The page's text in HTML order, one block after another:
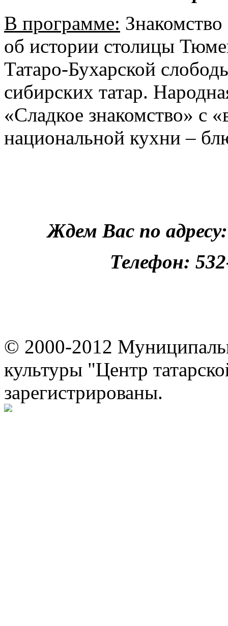
В программе:
об истории столицы
Татаро-Бухарской
сибирских татар.
«Сладкое знакомство» с
национальной кухни –
Ждем Вас по
Телефон:
© 2000-2012
культуры "Центр
зарегистрированы.